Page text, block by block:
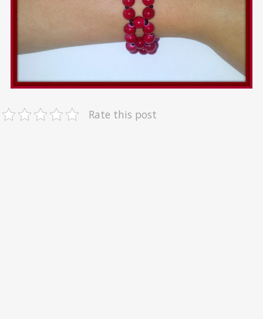
Rate this post